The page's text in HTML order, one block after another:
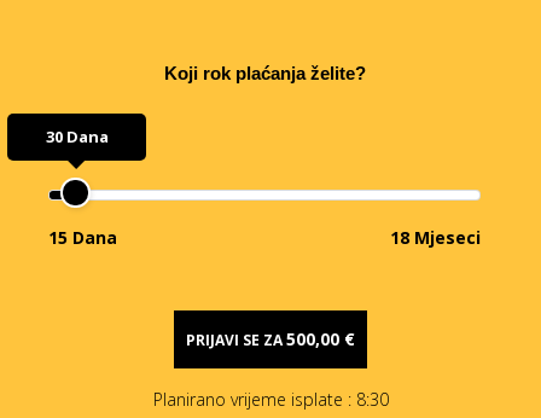
Koji rok plaćanja želite?
30 Dana
15 Dana 18 Mjeseci
PRIJAVI SE ZA500,00 €
Planirano vrijeme isplate : 8:30